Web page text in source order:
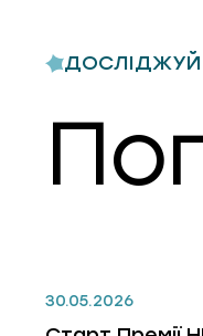
ДОСЛІДЖУЙ
30.05.2026